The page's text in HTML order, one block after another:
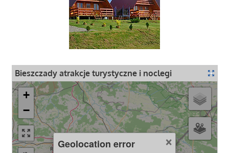
Bieszczady atrakcje turystyczne i noclegi
+
−
×
Geolocation error